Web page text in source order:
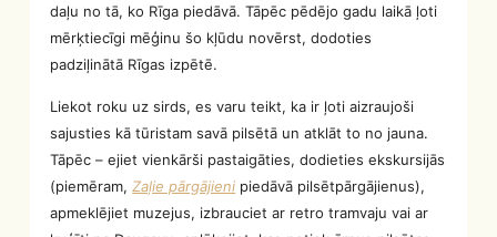
daļu no tā, ko Rīga piedāvā. Tāpēc pēdējo gadu laikā ļoti
mērķtiecīgi mēģinu šo kļūdu novērst, dodoties
padziļinātā Rīgas izpētē.
Liekot roku uz sirds, es varu teikt, ka ir ļoti aizraujoši
sajusties kā tūristam savā pilsētā un atklāt to no jauna.
Tāpēc – ejiet vienkārši pastaigāties, dodieties ekskursijās
(piemēram, Zaļie pārgājieni piedāvā pilsētpārgājienus),
apmeklējiet muzejus, izbrauciet ar retro tramvaju vai ar